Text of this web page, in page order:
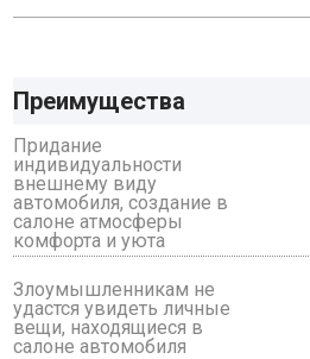
Преимущества
Придание
индивидуальности
внешнему виду
автомобиля, создание в
салоне атмосферы
комфорта и уюта
Злоумышленникам не
удастся увидеть личные
вещи, находящиеся в
салоне автомобиля